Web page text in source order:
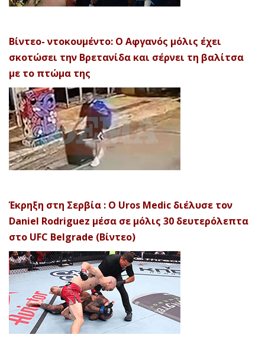
Βίντεο- ντοκουμέντο: Ο Αφγανός μόλις έχει
σκοτώσει την Βρετανίδα και σέρνει τη βαλίτσα
με το πτώμα της
Έκρηξη στη Σερβία : Ο Uros Medic διέλυσε τον
Daniel Rodriguez μέσα σε μόλις 30 δευτερόλεπτα
στο UFC Belgrade (Βίντεο)